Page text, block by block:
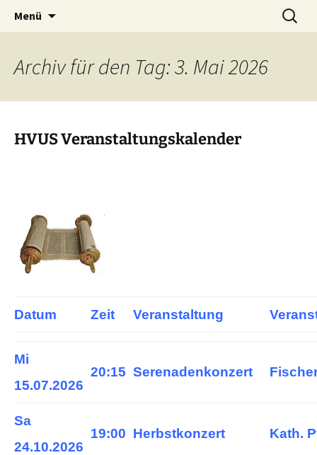
Harmonikaverein Ulm-
Söflingen | Akkordeon-
Orchester | Mundharmonika-
Orchester
Viel Spaß mit Akkordeon und
Mundharmonika
Menü
Suchen
nach:
Archiv für den Tag: 3. Mai 2026
HVUS Veranstaltungskalender
Datum Zeit Veranstaltung
Mi
15.07.2026
20:15 Serenadenkonzert
Sa
24.10.2026
19:00 Herbstkonzert Kath.